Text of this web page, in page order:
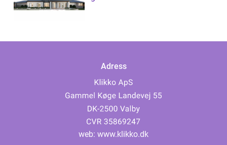
Adress
web: www.klikko.dk